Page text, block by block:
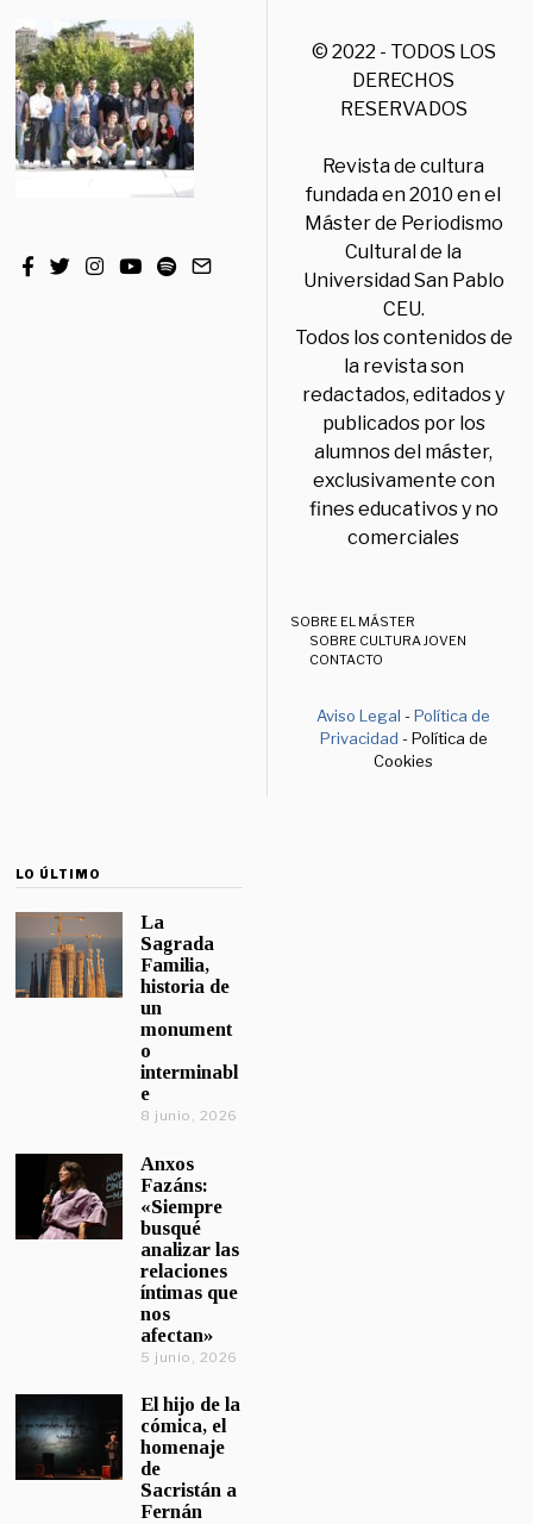
© 2022 - TODOS LOS
DERECHOS
RESERVADOS
Revista de cultura
fundada en 2010 en el
Máster de Periodismo
Cultural de la
Universidad San Pablo
CEU.
Todos los contenidos de
la revista son
redactados, editados y
publicados por los
alumnos del máster,
exclusivamente con
fines educativos y no
comerciales
SOBRE EL MÁSTER
SOBRE CULTURA JOVEN
CONTACTO
Aviso Legal -Política de
Privacidad - Política de
Cookies
LO ÚLTIMO
La
Sagrada
Familia,
historia de
un
monument
o
interminabl
e
8 junio, 2026
Anxos
Fazáns:
«Siempre
busqué
analizar las
relaciones
íntimas que
nos
afectan»
5 junio, 2026
El hijo de la
cómica, el
homenaje
de
Sacristán a
Fernán